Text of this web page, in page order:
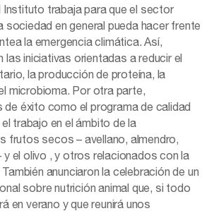
Instituto trabaja para que el sector
sociedad en general pueda hacer frente
la emergencia climática. Así,
las iniciativas orientadas a reducir el
la producción de proteína, la
microbioma. Por otra parte,
éxito como el programa de calidad
trabajo en el ámbito de la
frutos secos – avellano, almendro,
y el olivo , y otros relacionados con la
anunciaron la celebración de un
sobre nutrición animal que, si todo
en verano y que reunirá unos